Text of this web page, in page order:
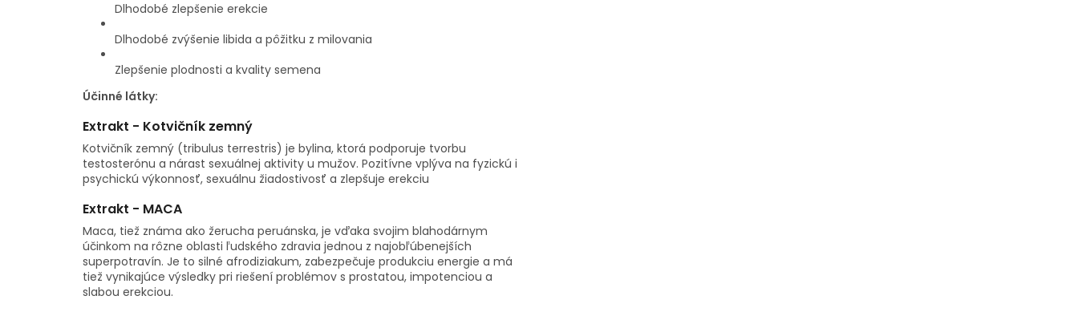
Dlhodobé zlepšenie erekcie
Dlhodobé zvýšenie libida a pôžitku z milovania
Zlepšenie plodnosti a kvality semena
Účinné látky:
Extrakt - Kotvičník zemný
Kotvičník zemný (tribulus terrestris) je bylina, ktorá podporuje tvorbu
testosterónu a nárast sexuálnej aktivity u mužov. Pozitívne vplýva na fyzickú i
psychickú výkonnosť, sexuálnu žiadostivosť a zlepšuje erekciu
Extrakt - MACA
Maca, tiež známa ako žerucha peruánska, je vďaka svojim blahodárnym
účinkom na rôzne oblasti ľudského zdravia jednou z najobľúbenejších
superpotravín. Je to silné afrodiziakum, zabezpečuje produkciu energie a má
tiež vynikajúce výsledky pri riešení problémov s prostatou, impotenciou a
slabou erekciou.